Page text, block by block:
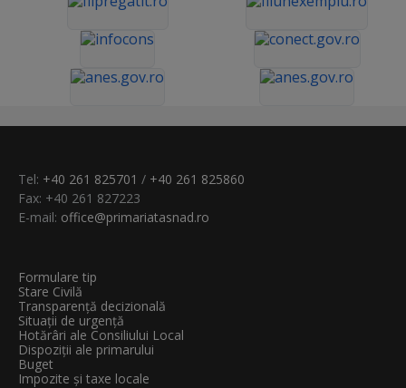
Tel: +40 261 825701 / +40 261 825860
Fax: +40 261 827223
E-mail: office@primariatasnad.ro
Formulare tip
Stare Civilă
Transparenţă decizională
Situații de urgență
Hotărâri ale Consiliului Local
Dispoziții ale primarului
Buget
Impozite și taxe locale